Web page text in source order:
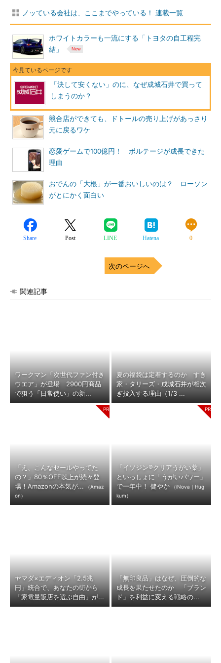
ノッている会社は、ここまでやっている！ 連載一覧
ホワイトカラーも一流にする「トヨタの自工程完
結」
「決して安くない」のに、なぜ成城石井で買って
しまうのか？
競合店ができても、ドトールの売り上げがあっさり
元に戻るワケ
恋愛ゲームで100億円！ ボルテージが成長できた
理由
おでんの「大根」が一番おいしいのは？ ローソン
がとにかく面白い
Share Post LINE Hatena 0
次のページへ
関連記事
ワークマン「次世代ファン付き
ウエア」が登場 2900円商品
で狙う「日常使い」の新...
夏の福袋は定着するのか すき
家・タリーズ・成城石井が相次
ぎ投入する理由（1/3 ...
「え、こんなセールやってた
の？」80％OFF以上が続々登
場！Amazonの本気が...
（Amaz
on）
「イソジン®クリアうがい薬」
といっしょに「うがいパワー」
で一年中！ 健やか
（iNova｜Hug
kum）
ヤマダ×エディオン「2.5兆
円」統合で、あなたの街から
「家電量販店を選ぶ自由」が...
「無印良品」はなぜ、圧倒的な
成長を果たせたのか 「ブラン
ド」を利益に変える戦略の...